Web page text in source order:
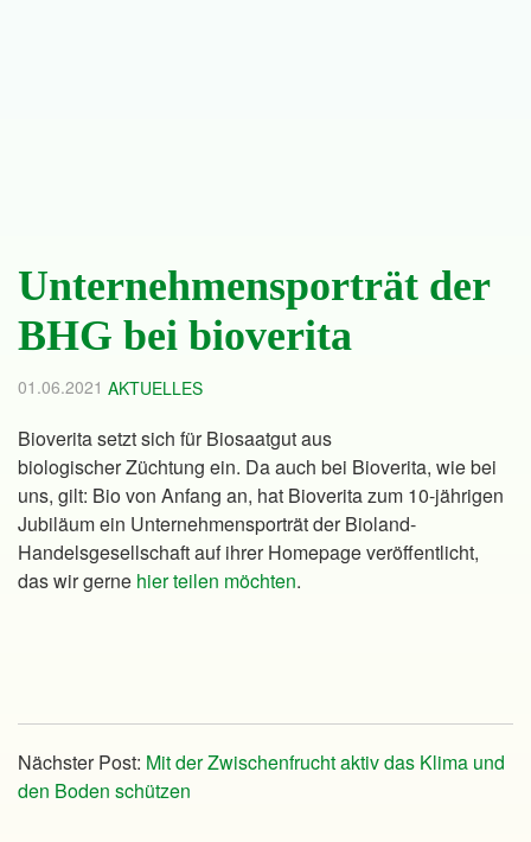
Unternehmensporträt der
BHG bei bioverita
01.06.2021 AKTUELLES
Bioverita setzt sich für Biosaatgut aus
biologischer Züchtung ein. Da auch bei Bioverita, wie bei
uns, gilt: Bio von Anfang an, hat Bioverita zum 10-jährigen
Jubiläum ein Unternehmensporträt der Bioland-
Handelsgesellschaft auf ihrer Homepage veröffentlicht,
das wir gerne hier teilen möchten.
Nächster Post: Mit der Zwischenfrucht aktiv das Klima und
den Boden schützen